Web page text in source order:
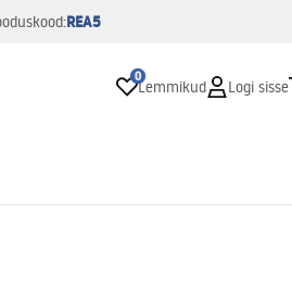
REA5
0
Lemmikud Logi sisse